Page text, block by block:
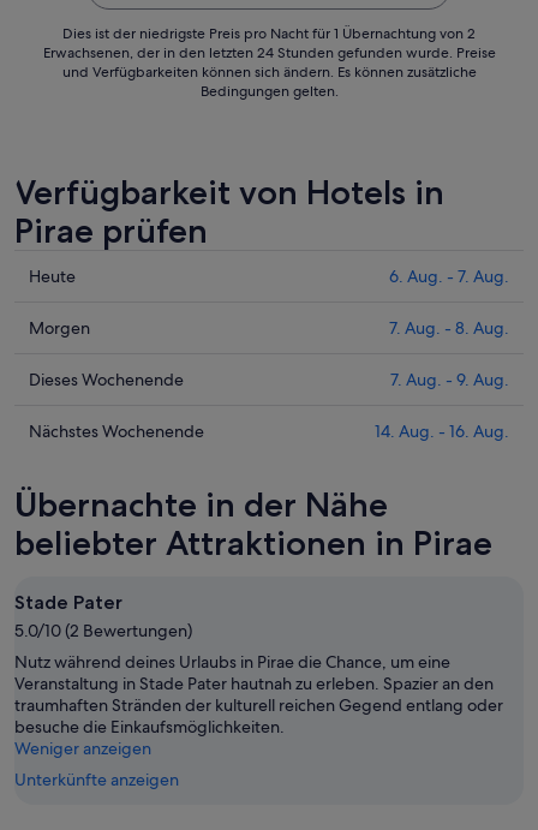
Dies ist der niedrigste Preis pro Nacht für 1 Übernachtung von 2
Erwachsenen, der in den letzten 24 Stunden gefunden wurde. Preise
und Verfügbarkeiten können sich ändern. Es können zusätzliche
Bedingungen gelten.
Verfügbarkeit von Hotels in
Pirae prüfen
Prüfe
Preise
Pirae
Nacht,
-
Aug.
Heute 6. Aug. - 7. Aug.
Prüfe
Preise
Pirae
7.
Aug.
-
Aug.
Morgen 7. Aug. - 8. Aug.
Prüfe
Preise
Pirae
dieses
Wochenende,
7.
-
9.
Aug.
Dieses Wochenende 7. Aug. - 9. Aug.
Prüfe
Preise
für
Pirae
am
Wochenende,
14.
Aug.
-
16.
Aug.
Nächstes Wochenende 14. Aug. - 16. Aug.
Übernachte in der Nähe
beliebter Attraktionen in Pirae
Stade Pater
5.0/10 (2 Bewertungen)
Nutz während deines Urlaubs in Pirae die Chance, um eine
Veranstaltung in Stade Pater hautnah zu erleben. Spazier an den
traumhaften Stränden der kulturell reichen Gegend entlang oder
besuche die Einkaufsmöglichkeiten.
Weniger anzeigen
Unterkünfte anzeigen